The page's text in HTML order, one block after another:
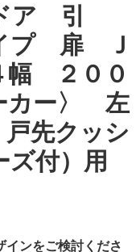
ア 引
プ 扉 Ｊ
幅 ２００
カー〉 左
先クッシ
ズ付）用
インをご検討くださ